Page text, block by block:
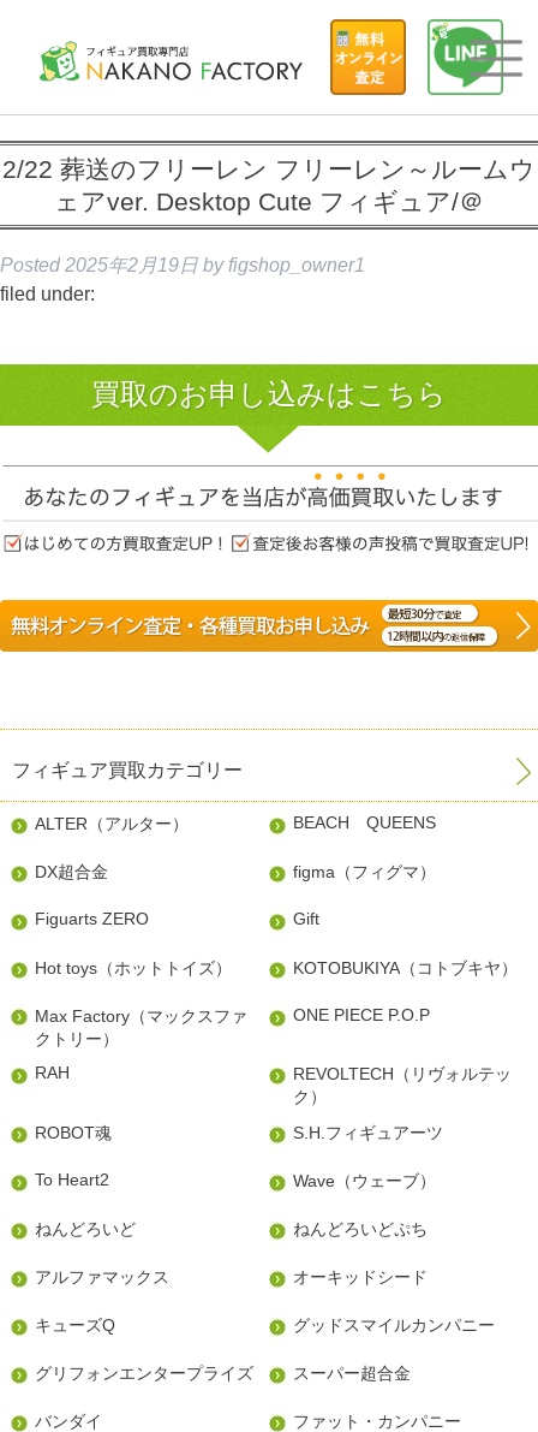
2/22 葬送のフリーレン フリーレン～ルームウ
ェアver. Desktop Cute フィギュア/＠
Posted 2025年2月19日 by figshop_owner1
filed under:
買取のお申し込みはこちら
フィギュア買取カテゴリー
ALTER（アルター） BEACH QUEENS
DX超合金 figma（フィグマ）
Figuarts ZERO Gift
Hot toys（ホットトイズ） KOTOBUKIYA（コトブキヤ）
Max Factory（マックスファ
クトリー）
ONE PIECE P.O.P
RAH
REVOLTECH（リヴォルテッ
ク）
ROBOT魂
S.H.フィギュアーツ
To Heart2 Wave（ウェーブ）
ねんどろいど ねんどろいどぷち
アルファマックス オーキッドシード
キューズQ グッドスマイルカンパニー
グリフォンエンタープライズ スーパー超合金
バンダイ ファット・カンパニー